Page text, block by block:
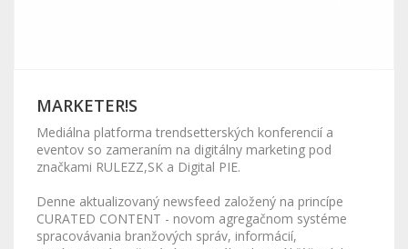
MARKETER!S
Mediálna platforma trendsetterských konferencií a
eventov so zameraním na digitálny marketing pod
značkami RULEZZ,SK a Digital PIE.
Denne aktualizovaný newsfeed založený na princípe
CURATED CONTENT - novom agregačnom systéme
spracovávania branžových správ, informácií,